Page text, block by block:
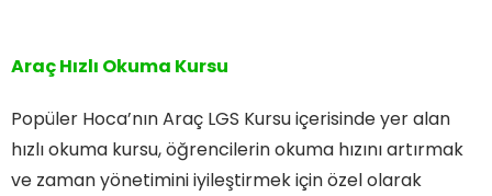
Araç Hızlı Okuma Kursu
Popüler Hoca’nın Araç LGS Kursu içerisinde yer alan
hızlı okuma kursu, öğrencilerin okuma hızını artırmak
ve zaman yönetimini iyileştirmek için özel olarak